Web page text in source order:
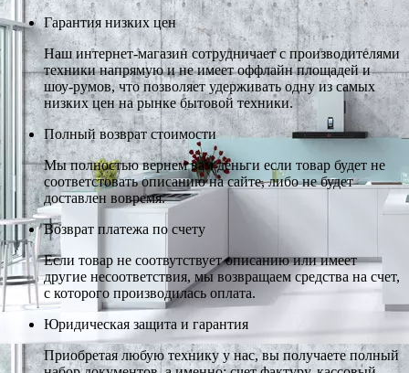
Гарантия низких цен
Наш интернет-магазин сотрудничает с производителями
техники напрямую и не имеет оффлайн площадей и
шоу-румов, что позволяет удерживать одну из самых
низких цен на рынке бытовой техники.
Полный возврат стоимости
Мы полностью вернем вам деньги если товар будет не
соответстовать описанию на сайте, либо не будет
доставлен вовремя.
Возврат платежа по счету
Если товар не соотвутствует описанию или имеет
другие несоответствия, мы возвращаем средства на счет,
с которого производилась оплата.
Юридическая защита и гарантия
Приобретая любую технику у нас, вы получаете полный